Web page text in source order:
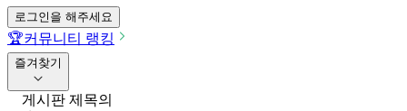
로그인을 해주세요
🏆커뮤니티 랭킹
즐겨찾기
게시판 제목의